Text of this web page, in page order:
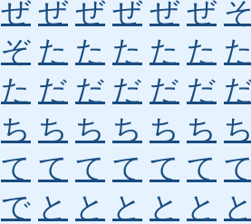
ぜ ぜ ぜ ぜ ぜ ぜ
ぞ た た た た た
た だ だ だ だ だ
ち ち ち ち ち ち
て て て て て て
で と と と と と